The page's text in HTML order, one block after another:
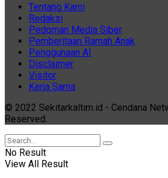
Tentang Kami
Redaksi
Pedoman Media Siber
Pemberitaan Ramah Anak
Penggunaan AI
Disclaimer
Visitor
Kerja Sama
© 2022 Sekitarkaltim.id - Cendana
Reserved.
No Result
View All Result